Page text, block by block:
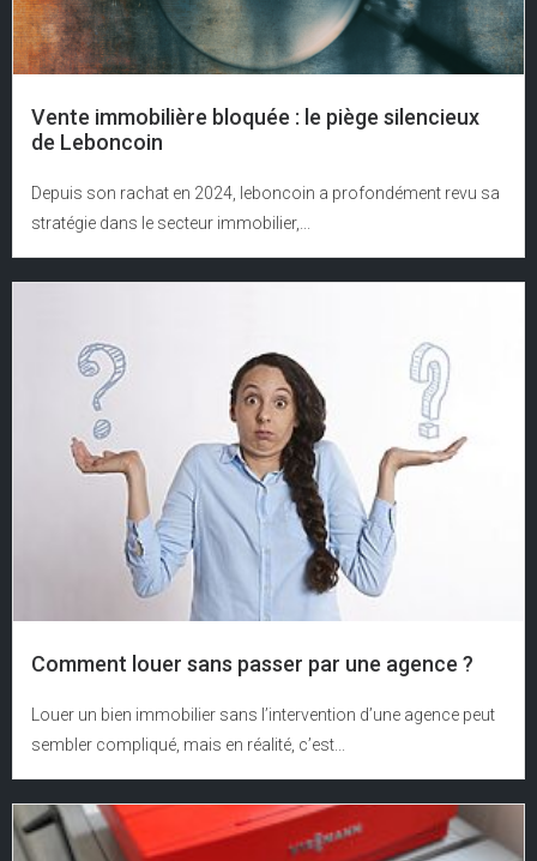
Vente immobilière bloquée : le piège silencieux
de Leboncoin
Depuis son rachat en 2024, leboncoin a profondément revu sa
stratégie dans le secteur immobilier,...
Comment louer sans passer par une agence ?
Louer un bien immobilier sans l’intervention d’une agence peut
sembler compliqué, mais en réalité, c’est...